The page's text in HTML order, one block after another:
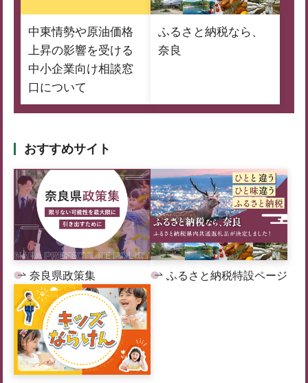
中東情勢や原油価格
上昇の影響を受ける
中小企業向け相談窓
口について
ふるさと納税なら、
奈良
おすすめサイト
奈良県政策集 ふるさと納税特設ページ